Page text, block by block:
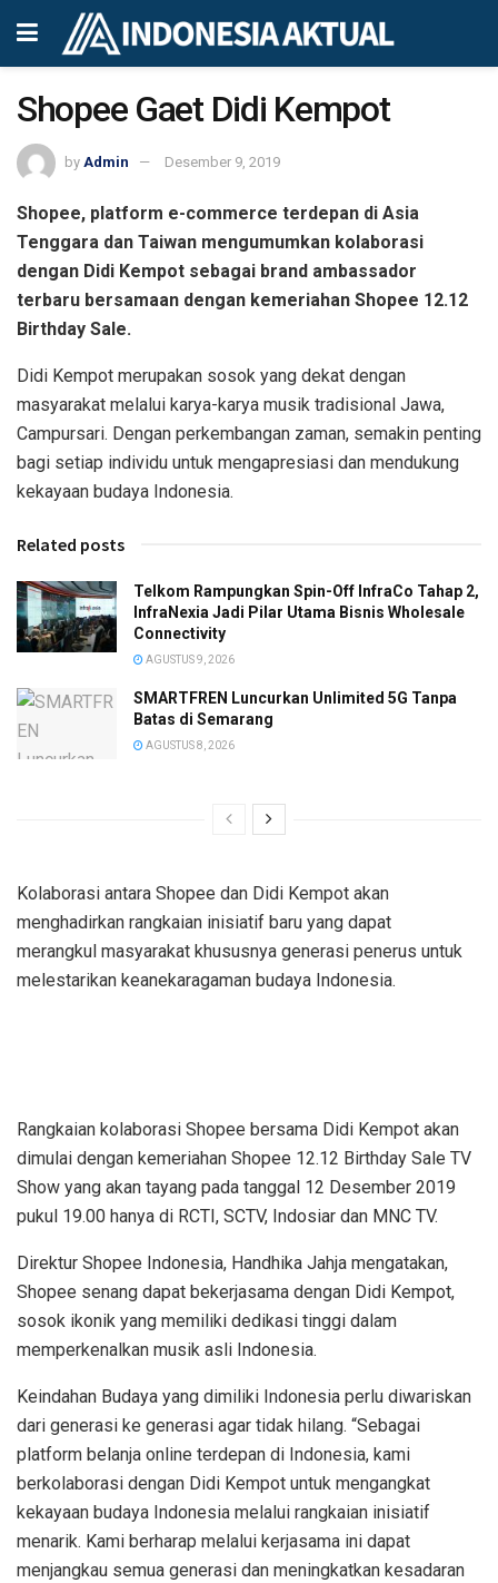
Shopee Gaet Didi Kempot
by Admin Desember 9, 2019
Shopee, platform e-commerce terdepan di Asia
Tenggara dan Taiwan mengumumkan kolaborasi
dengan Didi Kempot sebagai brand ambassador
terbaru bersamaan dengan kemeriahan Shopee 12.12
Birthday Sale.
Didi Kempot merupakan sosok yang dekat dengan
masyarakat melalui karya-karya musik tradisional Jawa,
Campursari. Dengan perkembangan zaman, semakin penting
bagi setiap individu untuk mengapresiasi dan mendukung
kekayaan budaya Indonesia.
Related posts
Telkom Rampungkan Spin-Off InfraCo Tahap 2,
InfraNexia Jadi Pilar Utama Bisnis Wholesale
Connectivity
AGUSTUS 9, 2026
SMARTFREN Luncurkan Unlimited 5G Tanpa
Batas di Semarang
AGUSTUS 8, 2026
Kolaborasi antara Shopee dan Didi Kempot akan
menghadirkan rangkaian inisiatif baru yang dapat
merangkul masyarakat khususnya generasi penerus untuk
melestarikan keanekaragaman budaya Indonesia.
Rangkaian kolaborasi Shopee bersama Didi Kempot akan
dimulai dengan kemeriahan Shopee 12.12 Birthday Sale TV
Show yang akan tayang pada tanggal 12 Desember 2019
pukul 19.00 hanya di RCTI, SCTV, Indosiar dan MNC TV.
Direktur Shopee Indonesia, Handhika Jahja mengatakan,
Shopee senang dapat bekerjasama dengan Didi Kempot,
sosok ikonik yang memiliki dedikasi tinggi dalam
memperkenalkan musik asli Indonesia.
Keindahan Budaya yang dimiliki Indonesia perlu diwariskan
dari generasi ke generasi agar tidak hilang. “Sebagai
platform belanja online terdepan di Indonesia, kami
berkolaborasi dengan Didi Kempot untuk mengangkat
kekayaan budaya Indonesia melalui rangkaian inisiatif
menarik. Kami berharap melalui kerjasama ini dapat
menjangkau semua generasi dan meningkatkan kesadaran